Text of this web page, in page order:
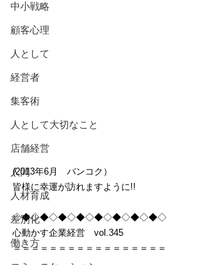
中小戦略
顧客心理
人として
経営者
集客術
人として大切なこと
店舗経営
人間
人材育成
差別化
働き方
(2013年6月　バンコク）
皆様に幸運が訪れますように!!
◇◆◇◆◇◆◇◆◇◆◇◆◇◆◇◆◇
心動かす企業経営　vol.345
＝＝＝＝＝＝＝＝＝＝＝＝＝＝＝＝＝